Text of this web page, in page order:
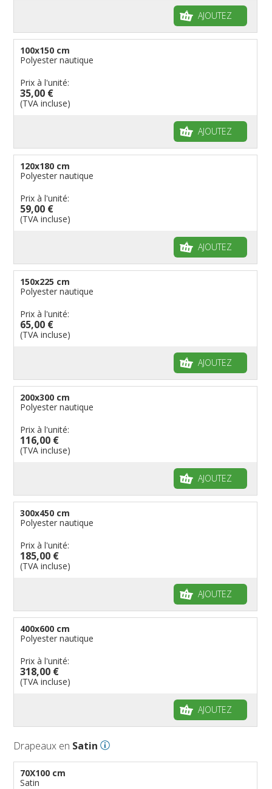
AJOUTEZ
100x150 cm
Polyester nautique
Prix à l'unité:
35,00 €
(TVA incluse)
AJOUTEZ
120x180 cm
Polyester nautique
Prix à l'unité:
59,00 €
(TVA incluse)
AJOUTEZ
150x225 cm
Polyester nautique
Prix à l'unité:
65,00 €
(TVA incluse)
AJOUTEZ
200x300 cm
Polyester nautique
Prix à l'unité:
116,00 €
(TVA incluse)
AJOUTEZ
300x450 cm
Polyester nautique
Prix à l'unité:
185,00 €
(TVA incluse)
AJOUTEZ
400x600 cm
Polyester nautique
Prix à l'unité:
318,00 €
(TVA incluse)
AJOUTEZ
Drapeaux en Satin
70X100 cm
Satin